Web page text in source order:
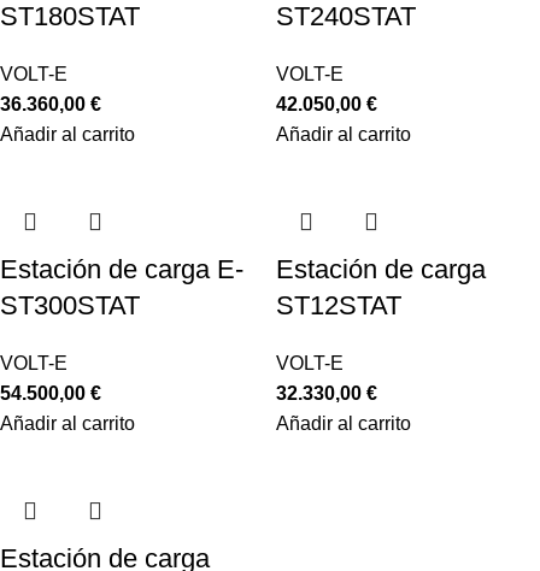
ST180STAT
VOLT-E
36.360,00 €
Añadir al carrito
ST240STAT
VOLT-E
42.050,00 €
Añadir al carrito
Estación de carga E-
ST300STAT
VOLT-E
54.500,00 €
Añadir al carrito
Estación de carga
ST12STAT
VOLT-E
32.330,00 €
Añadir al carrito
Estación de carga